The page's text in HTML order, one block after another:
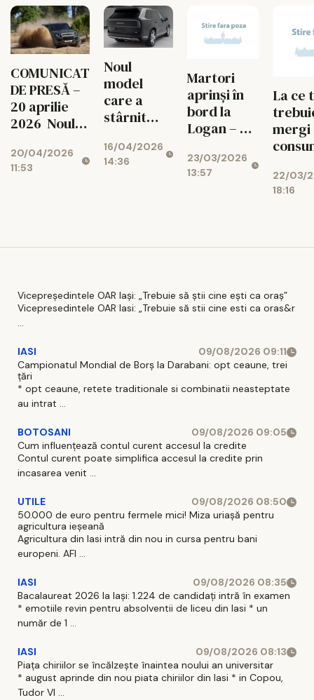
repetă de
mai multe
ori
COMUNICAT
DE PRESĂ –
20 aprilie
2026 Noul
absolut în
lumea off-
20/04/2026
11:53
Noul
model
care a
stârnit
șoferilor și
i-a făcut să
16/04/2026
14:36
Martori
aprinși în
bord la
Logan – Ce
și cum
trebuie să
23/03/2026
13:57
La ce
mergi
22/03/
18:16
Vicepreședintele OAR Iași: „Trebuie să știi cine ești ca oraș”
Vicepresedintele OAR Iasi: „Trebuie să stii cine esti ca oras&r
...
IASI
09/08/2026 09:11
Campionatul Mondial de Borș la Darabani: opt ceaune, trei
țări
* opt ceaune, retete traditionale si combinatii neasteptate
au intrat ...
BOTOSANI
09/08/2026 09:05
Cum influențează contul curent accesul la credite
Contul curent poate simplifica accesul la credite prin
incasarea venit ...
UTILE
09/08/2026 08:50
50.000 de euro pentru fermele mici! Miza uriașă pentru
agricultura ieșeană
Agricultura din Iasi intră din nou in cursa pentru bani
europeni. AFI ...
IASI
09/08/2026 08:35
Bacalaureat 2026 la Iași: 1.224 de candidați intră în examen
* emotiile revin pentru absolventii de liceu din Iasi * un
număr de 1 ...
IASI
09/08/2026 08:13
Piața chiriilor se încălzește înaintea noului an universitar
* august aprinde din nou piata chiriilor din Iasi * in Copou,
Tudor Vl ...